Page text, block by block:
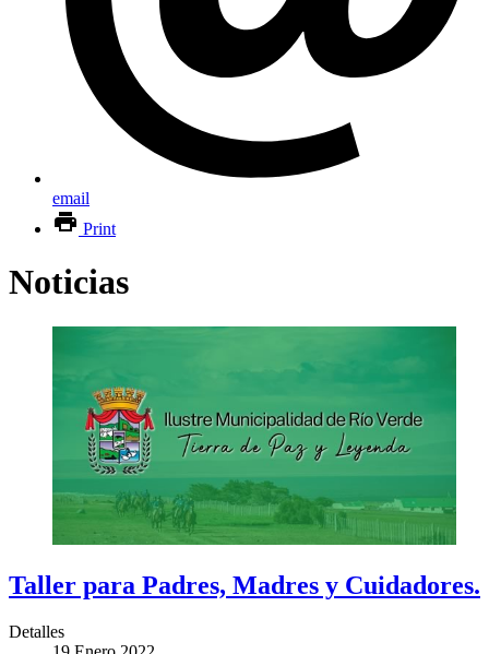
email
Print
Noticias
Taller para Padres, Madres y Cuidadores.
Detalles